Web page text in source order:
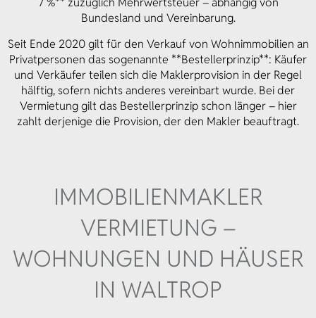
Bundesland und Vereinbarung.
Seit Ende 2020 gilt für den Verkauf von Wohnimmobilien an
Privatpersonen das sogenannte **Bestellerprinzip**: Käufer
und Verkäufer teilen sich die Maklerprovision in der Regel
hälftig, sofern nichts anderes vereinbart wurde. Bei der
Vermietung gilt das Bestellerprinzip schon länger – hier
zahlt derjenige die Provision, der den Makler beauftragt.
IMMOBILIEN­MAKLER
VERMIETUNG –
WOHNUNGEN UND HÄUSER
IN WALTROP